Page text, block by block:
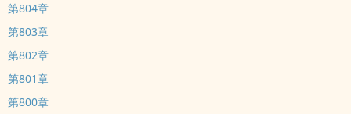
第804章
第803章
第802章
第801章
第800章